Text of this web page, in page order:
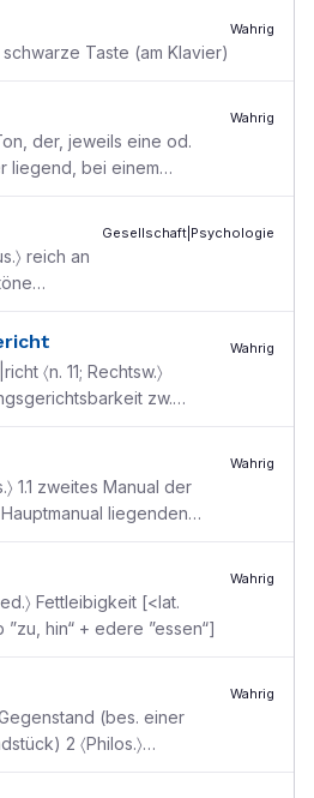
schwarze Taste (am Klavier)
Wahrig
Ton, der, jeweils eine od.
liegend, bei einem
Wahrig
Gesellschaft|Psychologie
〈n. 11; Rechtsw.〉
zw.
Wahrig
1.1 zweites Manual der
liegenden
Wahrig
Fettleibigkeit [<lat.
hin“ + edere ”essen“]
Wahrig
Gegenstand (bes. einer
2 〈Philos.〉
Wahrig